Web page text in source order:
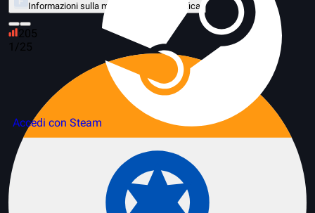
Accedi con Steam
Informazioni sulla modalità Classifica
205
1/25